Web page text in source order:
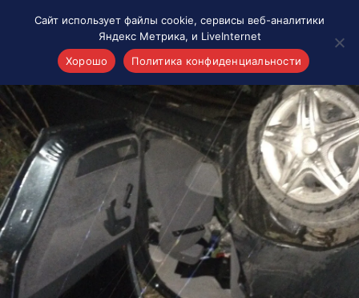
Акценты
Материалы о Рязани и области
Проекты 7 инфо
Здоровье
Интересное
Новости кино и ТВ
Новости России
Политика
Новости мира
Сайт использует файлы cookie, сервисы веб-аналитики
Яндекс Метрика, и LiveInternet
Хорошо
Политика конфиденциальности